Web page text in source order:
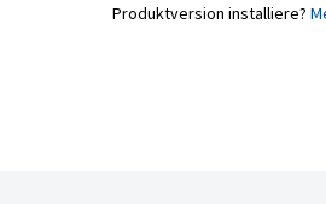
Produktversion installiere?